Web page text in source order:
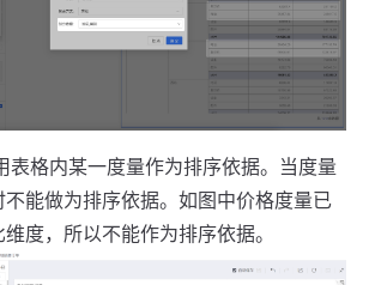
表格内某一度量作为排序依据。当度量
不能做为排序依据。如图中价格度量已
度，所以不能作为排序依据。